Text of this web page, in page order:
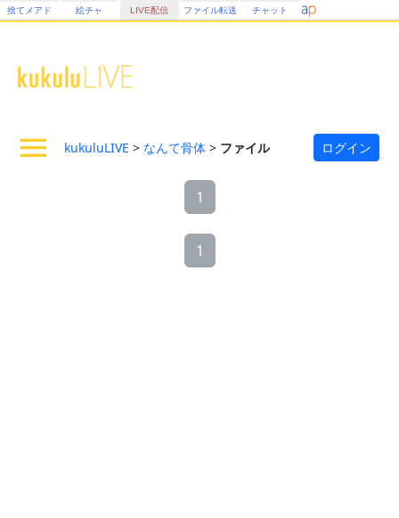
捨てメアド 絵チャ LIVE配信 ファイル転送 チャット
kukuluLIVE > なんて骨体 > ファイル ログイン
1
1